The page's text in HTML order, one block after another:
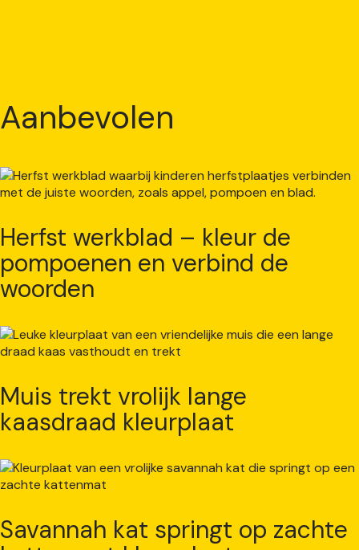
Aanbevolen
Herfst werkblad – kleur de
pompoenen en verbind de
woorden
Muis trekt vrolijk lange
kaasdraad kleurplaat
Savannah kat springt op zachte